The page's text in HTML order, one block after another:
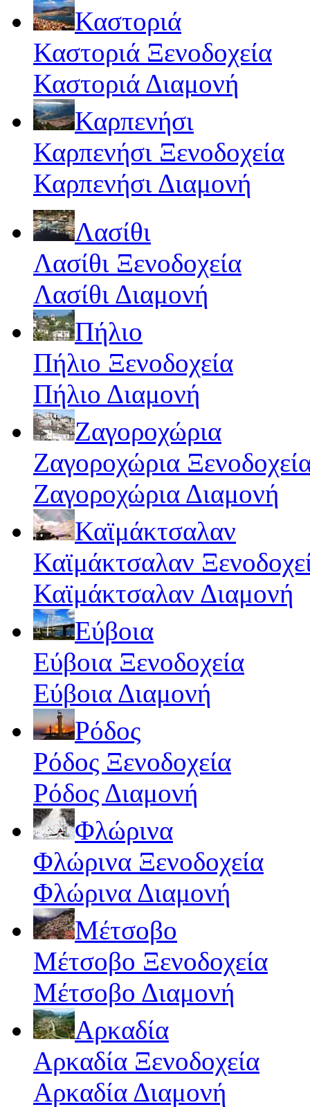
Καστοριά
Καστοριά Ξενοδοχεία
Καστοριά Διαμονή
Καρπενήσι
Καρπενήσι Ξενοδοχεία
Καρπενήσι Διαμονή
Λασίθι
Λασίθι Ξενοδοχεία
Λασίθι Διαμονή
Πήλιο
Πήλιο Ξενοδοχεία
Πήλιο Διαμονή
Ζαγοροχώρια
Ζαγοροχώρια
Ζαγοροχώρια Διαμονή
Καϊμάκτσαλαν
Καϊμάκτσαλαν
Καϊμάκτσαλαν Διαμονή
Εύβοια
Εύβοια Ξενοδοχεία
Εύβοια Διαμονή
Ρόδος
Ρόδος Ξενοδοχεία
Ρόδος Διαμονή
Φλώρινα
Φλώρινα Ξενοδοχεία
Φλώρινα Διαμονή
Μέτσοβο
Μέτσοβο Ξενοδοχεία
Μέτσοβο Διαμονή
Αρκαδία
Αρκαδία Ξενοδοχεία
Αρκαδία Διαμονή